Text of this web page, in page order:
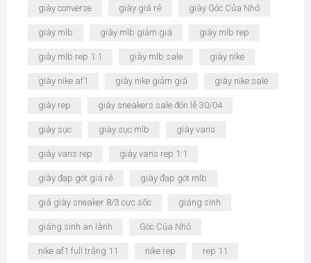
giày converse giày giá rẻ giày Góc Của Nhỏ
giày mlb giày mlb giảm giá giày mlb rep
giày mlb rep 1:1 giày mlb sale giày nike
giày nike af1 giày nike giảm giá giày nike sale
giày rep giày sneakers sale đón lễ 30/04
giày sục giày sục mlb giày vans
giày vans rep giày vans rep 1:1
giày đạp gót giá rẻ giày đạp gót mlb
giá giày sneaker 8/3 cực sốc giáng sinh
giáng sinh an lành Góc Của Nhỏ
nike af1 full trắng 11 nike rep rep 11